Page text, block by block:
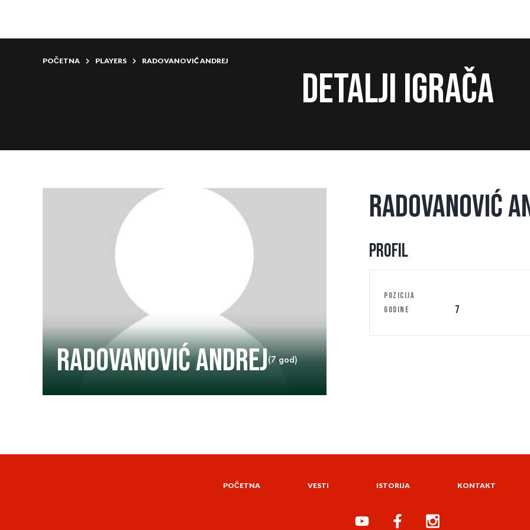
POČETNA PLAYERS RADOVANOVIĆ ANDREJ
Detalji igrača
Radovanović Andrej(7 god)
Radovanović
Profil
POZICIJA
GODINE
7
POČETNA VESTI ISTORIJA KONTAKT